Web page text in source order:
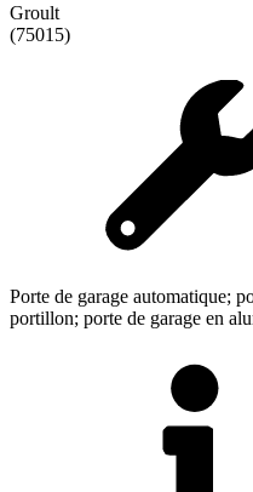
Groult
(75015)
Porte de garage automatique;
portillon; porte de garage en